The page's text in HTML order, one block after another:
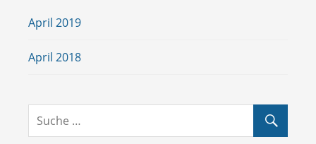
April 2019
April 2018